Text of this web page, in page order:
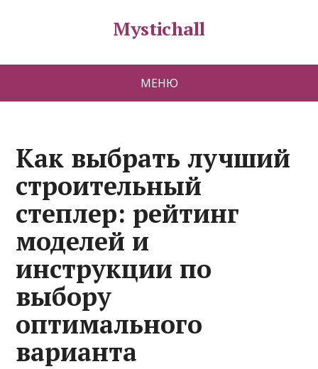
Mystichall
МЕНЮ
Как выбрать лучший
строительный
степлер: рейтинг
моделей и
инструкции по
выбору
оптимального
варианта